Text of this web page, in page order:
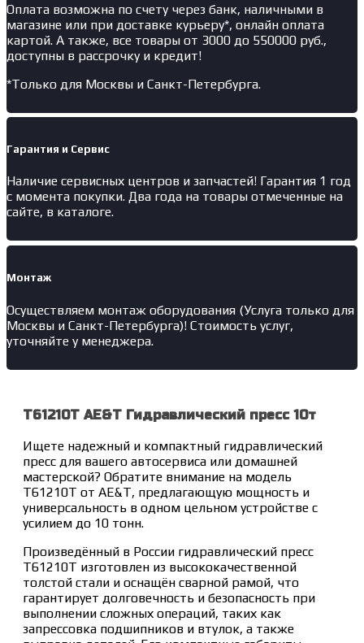
Оплата возможна по счету через банк, наличными в
магазине или при доставке курьеру*, онлайн оплата
картой. А также, все товары от 3000 до 550000 руб.,
доступны в рассрочку и кредит!
*Только для Москвы и Санкт-Петербурга.
Гарантия и Сервис
Наличие сервисных центров и запчастей! Гарантия 1 год
с момента покупки. Два года на товары отмеченные на
сайте, в каталоге.
Монтаж
Осуществляем монтаж оборудования (Услуга только для
Москвы и Санкт-Петербурга)! Стоимость услуг,
уточняйте у менеджера.
T61210T AE&T Гидравлический пресс 10т
Ищете надежный и компактный гидравлический
пресс для вашего автосервиса или домашней
мастерской? Обратите внимание на модель
T61210T от AE&T, предлагающую мощность и
универсальность в одном цельном устройстве с
усилием до 10 тонн.
Произведённый в России гидравлический пресс
T61210T изготовлен из высококачественной
толстой стали и оснащён сварной рамой, что
гарантирует долговечность и безопасность при
выполнении сложных операций, таких как
запрессовка подшипников и втулок, а также